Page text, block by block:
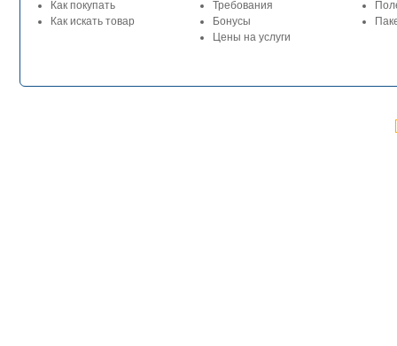
Как покупать
Как искать товар
Требования
Бонусы
Цены на услуги